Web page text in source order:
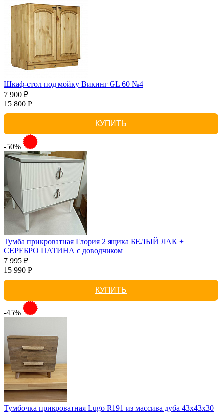
Шкаф-стол под мойку Викинг GL 60 №4
7 900 ₽
15 800 Р
КУПИТЬ
-50%
Тумба прикроватная Глория 2 ящика БЕЛЫЙ ЛАК +
СЕРЕБРО ПАТИНА с доводчиком
7 995 ₽
15 990 Р
КУПИТЬ
-45%
Тумбочка прикроватная Lugo R191 из массива дуба 43х43х30